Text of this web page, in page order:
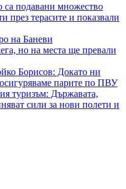
подавани множество
през терасите и показвали
на Баневи
но на места ще превали
Борисов: Докато ни
парите по ПВУ
туризъм: Държавата,
сили за нови полети и